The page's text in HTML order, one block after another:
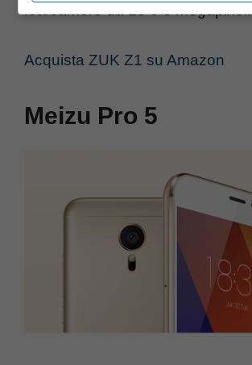
fotocamere da 13 e 8 megapixel.
Acquista ZUK Z1 su Amazon
Meizu Pro 5